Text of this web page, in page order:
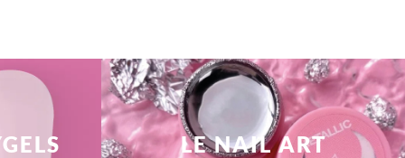
LE NAIL ART